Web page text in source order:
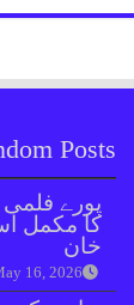
Posts
پورے
کا مکمل
خان
16, 2026